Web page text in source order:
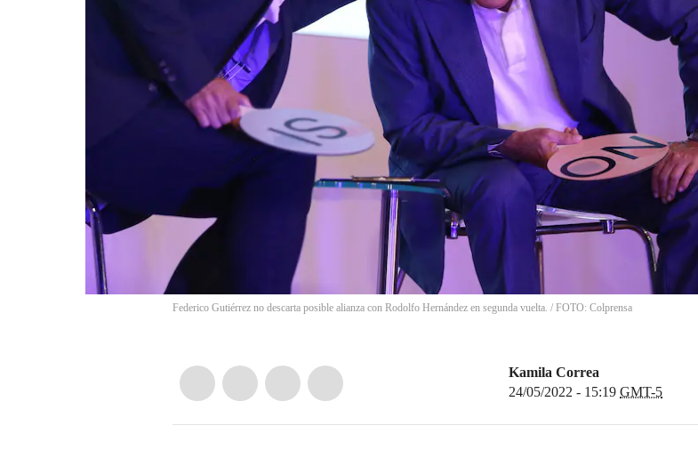
Federico Gutiérrez no descarta posible alianza con Rodolfo Hernández en segunda vuelta. / FOTO: Colprensa
Kamila Correa
24/05/2022 - 15:19 GMT-5